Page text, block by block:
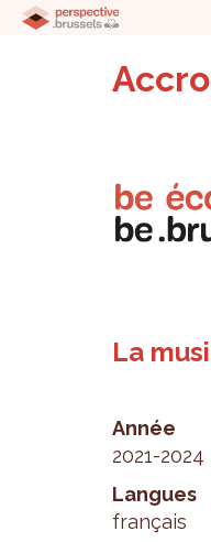
La
Année
2021-2024
Langues
français